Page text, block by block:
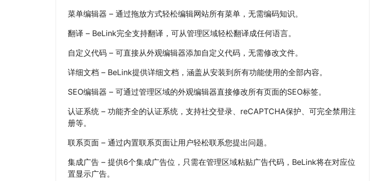
菜单编辑器 – 通过拖放方式轻松编辑网站所有菜单，无需编码知识。
翻译 – BeLink完全支持翻译，可从管理区域轻松翻译成任何语言。
自定义代码 – 可直接从外观编辑器添加自定义代码，无需修改文件。
详细文档 – BeLink提供详细文档，涵盖从安装到所有功能使用的全部内容。
SEO编辑器 – 可通过管理区域的外观编辑器直接修改所有页面的SEO标签。
认证系统 – 功能齐全的认证系统，支持社交登录、reCAPTCHA保护、可完全禁用注
册等。
联系页面 – 通过内置联系页面让用户轻松联系您提出问题。
集成广告 – 提供6个集成广告位，只需在管理区域粘贴广告代码，BeLink将在对应位
置显示广告。